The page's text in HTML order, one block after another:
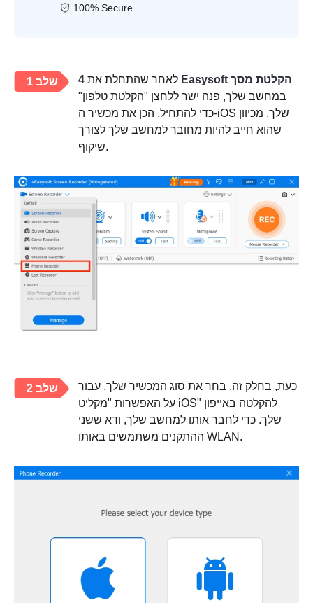
100% Secure
שלב 1 לאחר שהתחלת את
4 Easysoft הקלטת מסך
במחשב שלך, פנה ישר ללחצן "הקלטת טלפון"
כדי להתחיל. הכן את מכשיר ה-iOS שלך, מכיוון
שהוא חייב להיות מחובר למחשב שלך לצורך
שיקוף.
שלב 2
כעת, בחלק זה, בחר את סוג המכשיר שלך. עבור
על האפשרות "מקליט iOS" להקלטה באייפון
שלך. כדי לחבר אותו למחשב שלך, ודא ששני
ההתקנים משתמשים באותו WLAN.